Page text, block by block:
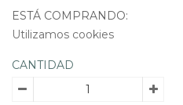
ESTÁ COMPRANDO:
Utilizamos cookies
CANTIDAD